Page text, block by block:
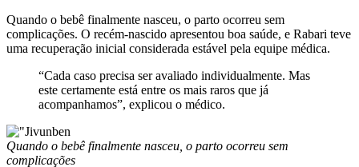
Quando o bebê finalmente nasceu, o parto ocorreu sem
complicações. O recém-nascido apresentou boa saúde, e Rabari teve
uma recuperação inicial considerada estável pela equipe médica.
“Cada caso precisa ser avaliado individualmente. Mas
este certamente está entre os mais raros que já
acompanhamos”, explicou o médico.
Quando o bebê finalmente nasceu, o parto ocorreu sem
complicações